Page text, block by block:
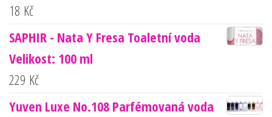
18 Kč
SAPHIR - Nata Y Fresa Toaletní voda
Velikost: 100 ml
229 Kč
Yuven Luxe No.108 Parfémovaná voda